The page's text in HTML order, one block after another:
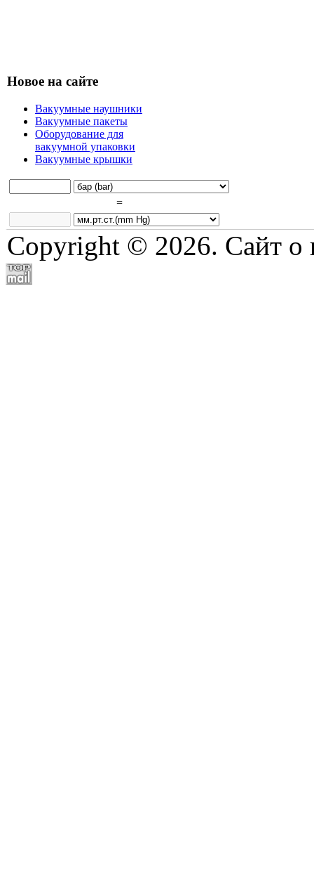
Новое на сайте
Вакуумные наушники
Вакуумные пакеты
Оборудование для
вакуумной упаковки
Вакуумные крышки
=
Copyright © 2026. Сайт о